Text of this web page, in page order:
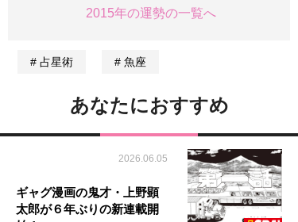
2015年の運勢の一覧へ
占星術 魚座
あなたにおすすめ
2026.06.05
ギャグ漫画の鬼才・上野顕
太郎が６年ぶりの新連載開